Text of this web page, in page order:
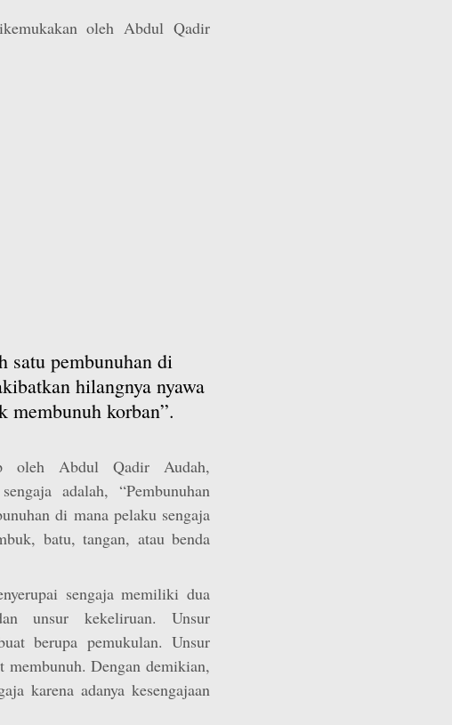
oleh Abdul Qadir
satu pembunuhan di
hilangnya nyawa
membunuh korban”.
oleh Abdul Qadir Audah,
adalah, “Pembunuhan
di mana pelaku sengaja
batu, tangan, atau benda
sengaja memiliki dua
unsur kekeliruan. Unsur
berupa pemukulan. Unsur
Dengan demikian,
karena adanya kesengajaan